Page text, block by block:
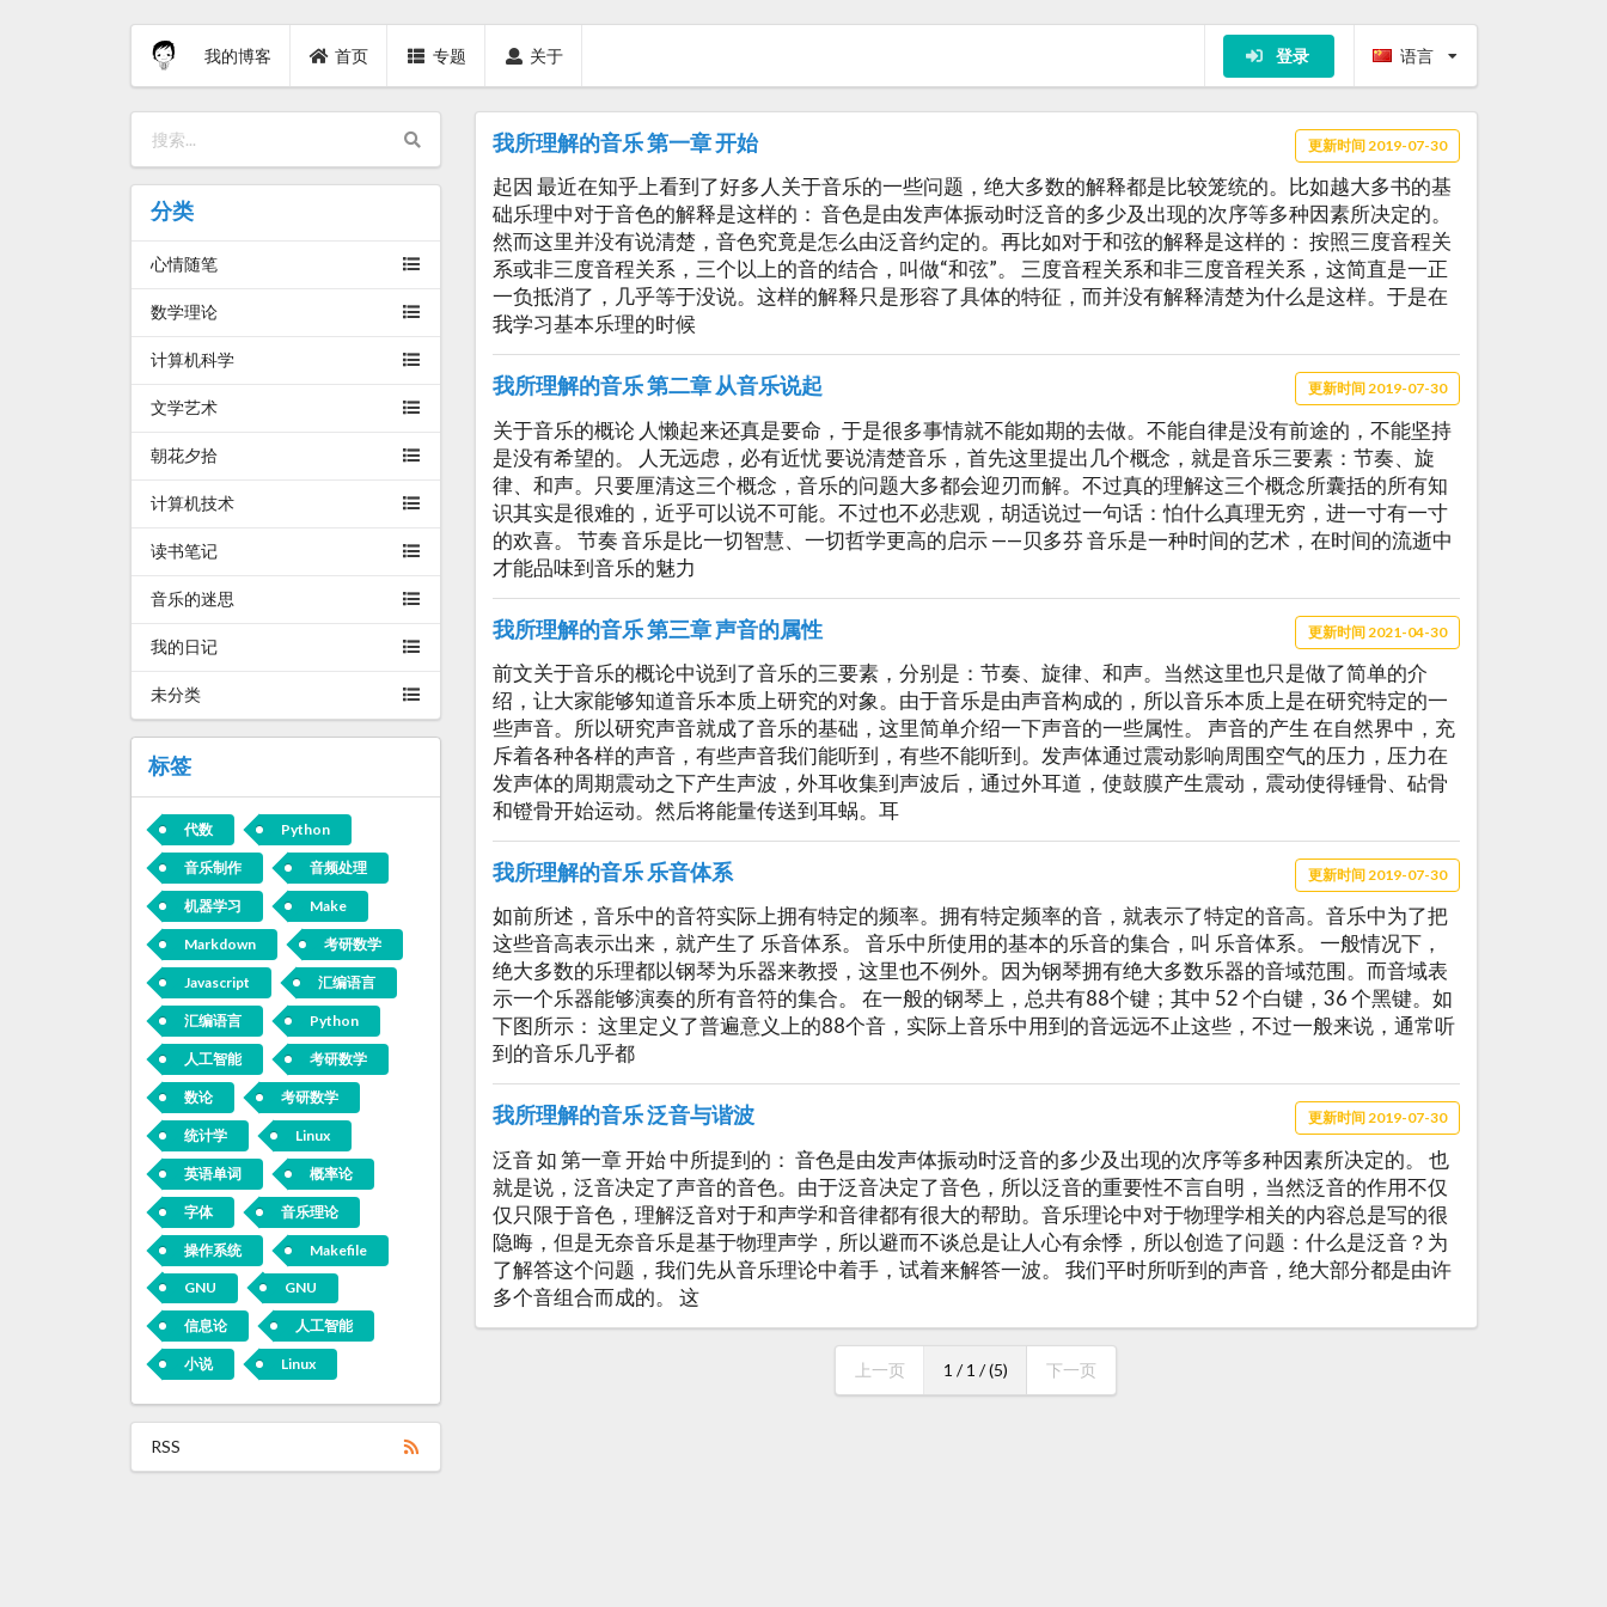
我的博客 首页 专题 关于 登录 语言
分类
心情随笔
数学理论
计算机科学
文学艺术
朝花夕拾
计算机技术
读书笔记
音乐的迷思
我的日记
未分类
标签
代数 Python
音乐制作 音频处理
机器学习 Make
Markdown 考研数学
Javascript 汇编语言
汇编语言 Python
人工智能 考研数学
数论 考研数学
统计学 Linux
英语单词 概率论
字体 音乐理论
操作系统 Makefile
GNU GNU
信息论 人工智能
小说 Linux
RSS
我所理解的音乐 第一章 开始 更新时间 2019-07-30
起因 最近在知乎上看到了好多人关于音乐的一些问题，绝大多数的解释都是比较笼统的。比如越大多书的基
础乐理中对于音色的解释是这样的： 音色是由发声体振动时泛音的多少及出现的次序等多种因素所决定的。
然而这里并没有说清楚，音色究竟是怎么由泛音约定的。再比如对于和弦的解释是这样的： 按照三度音程关
系或非三度音程关系，三个以上的音的结合，叫做“和弦”。 三度音程关系和非三度音程关系，这简直是一正
一负抵消了，几乎等于没说。这样的解释只是形容了具体的特征，而并没有解释清楚为什么是这样。于是在
我学习基本乐理的时候
我所理解的音乐 第二章 从音乐说起 更新时间 2019-07-30
关于音乐的概论 人懒起来还真是要命，于是很多事情就不能如期的去做。不能自律是没有前途的，不能坚持
是没有希望的。 人无远虑，必有近忧 要说清楚音乐，首先这里提出几个概念，就是音乐三要素：节奏、旋
律、和声。只要厘清这三个概念，音乐的问题大多都会迎刃而解。不过真的理解这三个概念所囊括的所有知
识其实是很难的，近乎可以说不可能。不过也不必悲观，胡适说过一句话：怕什么真理无穷，进一寸有一寸
的欢喜。 节奏 音乐是比一切智慧、一切哲学更高的启示 ——贝多芬 音乐是一种时间的艺术，在时间的流逝中
才能品味到音乐的魅力
我所理解的音乐 第三章 声音的属性 更新时间 2021-04-30
前文关于音乐的概论中说到了音乐的三要素，分别是：节奏、旋律、和声。当然这里也只是做了简单的介
绍，让大家能够知道音乐本质上研究的对象。由于音乐是由声音构成的，所以音乐本质上是在研究特定的一
些声音。所以研究声音就成了音乐的基础，这里简单介绍一下声音的一些属性。 声音的产生 在自然界中，充
斥着各种各样的声音，有些声音我们能听到，有些不能听到。发声体通过震动影响周围空气的压力，压力在
发声体的周期震动之下产生声波，外耳收集到声波后，通过外耳道，使鼓膜产生震动，震动使得锤骨、砧骨
和镫骨开始运动。然后将能量传送到耳蜗。耳
我所理解的音乐 乐音体系 更新时间 2019-07-30
如前所述，音乐中的音符实际上拥有特定的频率。拥有特定频率的音，就表示了特定的音高。音乐中为了把
这些音高表示出来，就产生了 乐音体系。 音乐中所使用的基本的乐音的集合，叫 乐音体系。 一般情况下，
绝大多数的乐理都以钢琴为乐器来教授，这里也不例外。因为钢琴拥有绝大多数乐器的音域范围。而音域表
示一个乐器能够演奏的所有音符的集合。 在一般的钢琴上，总共有88个键；其中 52 个白键，36 个黑键。如
下图所示： 这里定义了普遍意义上的88个音，实际上音乐中用到的音远远不止这些，不过一般来说，通常听
到的音乐几乎都
我所理解的音乐 泛音与谐波 更新时间 2019-07-30
泛音 如 第一章 开始 中所提到的： 音色是由发声体振动时泛音的多少及出现的次序等多种因素所决定的。 也
就是说，泛音决定了声音的音色。由于泛音决定了音色，所以泛音的重要性不言自明，当然泛音的作用不仅
仅只限于音色，理解泛音对于和声学和音律都有很大的帮助。音乐理论中对于物理学相关的内容总是写的很
隐晦，但是无奈音乐是基于物理声学，所以避而不谈总是让人心有余悸，所以创造了问题：什么是泛音？为
了解答这个问题，我们先从音乐理论中着手，试着来解答一波。 我们平时所听到的声音，绝大部分都是由许
多个音组合而成的。 这
上一页 1 / 1 / (5) 下一页